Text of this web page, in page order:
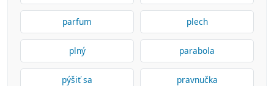
parfum plech
plný parabola
pýšiť sa pravnučka